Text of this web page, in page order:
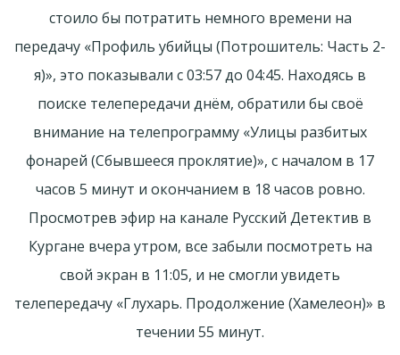
стоило бы потратить немного времени на
передачу «Профиль убийцы (Потрошитель: Часть 2-
я)», это показывали с 03:57 до 04:45. Находясь в
поиске телепередачи днём, обратили бы своё
внимание на телепрограмму «Улицы разбитых
фонарей (Сбывшееся проклятие)», с началом в 17
часов 5 минут и окончанием в 18 часов ровно.
Просмотрев эфир на канале Русский Детектив в
Кургане вчера утром, все забыли посмотреть на
свой экран в 11:05, и не смогли увидеть
телепередачу «Глухарь. Продолжение (Хамелеон)» в
течении 55 минут.